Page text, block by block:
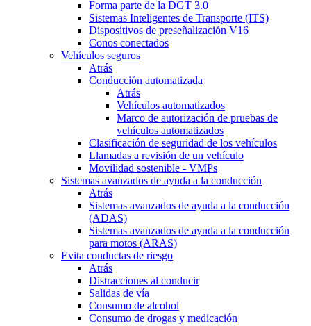
Forma parte de la DGT 3.0
Sistemas Inteligentes de Transporte (ITS)
Dispositivos de preseñalización V16
Conos conectados
Vehículos seguros
Atrás
Conducción automatizada
Atrás
Vehículos automatizados
Marco de autorización de pruebas de
vehículos automatizados
Clasificación de seguridad de los vehículos
Llamadas a revisión de un vehículo
Movilidad sostenible - VMPs
Sistemas avanzados de ayuda a la conducción
Atrás
Sistemas avanzados de ayuda a la conducción
(ADAS)
Sistemas avanzados de ayuda a la conducción
para motos (ARAS)
Evita conductas de riesgo
Atrás
Distracciones al conducir
Salidas de vía
Consumo de alcohol
Consumo de drogas y medicación